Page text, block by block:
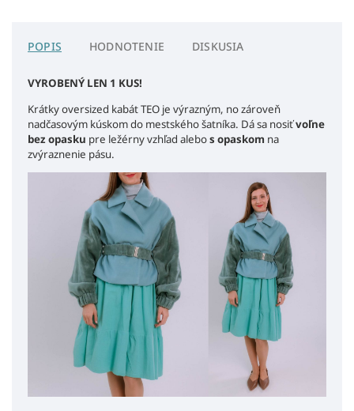
POPIS HODNOTENIE DISKUSIA
VYROBENÝ LEN 1 KUS!
Krátky oversized kabát TEO je výrazným, no zároveň
nadčasovým kúskom do mestského šatníka. Dá sa nosiťvoľne
bez opasku pre ležérny vzhľad alebos opaskom na
zvýraznenie pásu.